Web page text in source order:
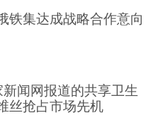
铁集达成战略合作意向
闻网报道的共享卫生
丝抢占市场先机